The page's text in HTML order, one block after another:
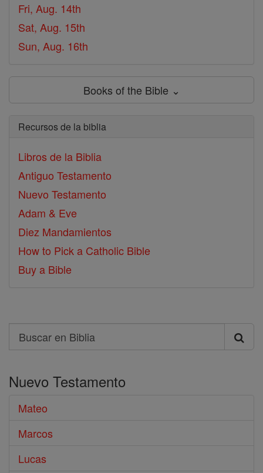
Fri, Aug. 14th
Sat, Aug. 15th
Sun, Aug. 16th
Books of the Bible ⌄
Recursos de la biblia
Libros de la Biblia
Antiguo Testamento
Nuevo Testamento
Adam & Eve
Diez Mandamientos
How to Pick a Catholic Bible
Buy a Bible
Search
Buscar
Biblia
Nuevo Testamento
Mateo
Marcos
Lucas